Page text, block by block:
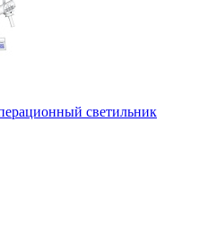
светильник